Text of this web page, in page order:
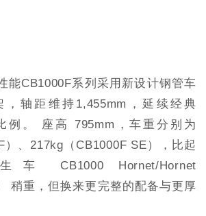
能CB1000F系列采用新设计钢管车
轴距维持1,455mm，延续经典
例。 座高 795mm，车重分别为
）、217kg（CB1000F SE），比起
CB1000 Hornet/Hornet
稍重，但换来更完整的配备与更厚